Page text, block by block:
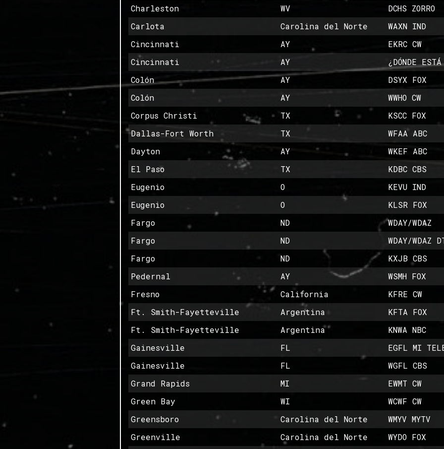
Charleston
WV
DCHS ZORRO
Carlota
Carolina del Norte
WAXN IND
Cincinnati
AY
EKRC CW
Cincinnati
AY
¿DÓNDE
Colón
AY
DSYX FOX
Colón
AY
WWHO CW
Corpus Christi
TX
KSCC FOX
Dallas-Fort Worth
TX
WFAA ABC
Dayton
AY
WKEF ABC
El Paso
TX
KDBC CBS
Eugenio
O
KEVU IND
Eugenio
O
KLSR FOX
Fargo
ND
WDAY/WDAZ
Fargo
ND
WDAY/WDAZ
Fargo
ND
KXJB CBS
Pedernal
AY
WSMH FOX
Fresno
California
KFRE CW
Ft. Smith-Fayetteville
Argentina
KFTA FOX
Ft. Smith-Fayetteville
Argentina
KNWA NBC
Gainesville
FL
EGFL MI
Gainesville
FL
WGFL CBS
Grand Rapids
MI
EWMT CW
Green Bay
WI
WCWF CW
Greensboro
Carolina del Norte
WMYV MYTV
Greenville
Carolina del Norte
WYDO FOX